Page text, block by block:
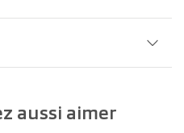
57 mm
aussi aimer